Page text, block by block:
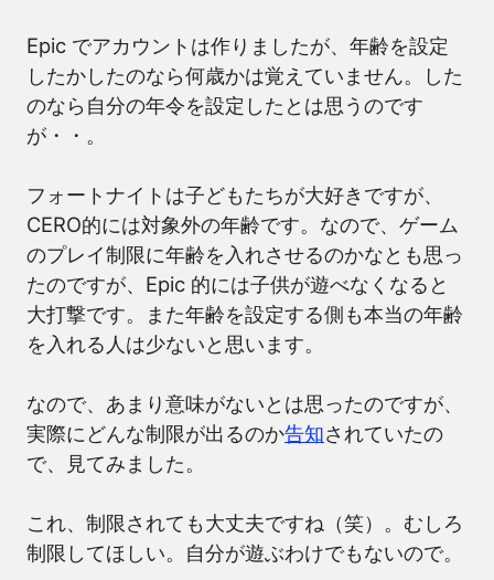
Epic でアカウントは作りましたが、年齢を設定
したかしたのなら何歳かは覚えていません。した
のなら自分の年令を設定したとは思うのです
が・・。
フォートナイトは子どもたちが大好きですが、
CERO的には対象外の年齢です。なので、ゲーム
のプレイ制限に年齢を入れさせるのかなとも思っ
たのですが、Epic 的には子供が遊べなくなると
大打撃です。また年齢を設定する側も本当の年齢
を入れる人は少ないと思います。
なので、あまり意味がないとは思ったのですが、
実際にどんな制限が出るのか告知されていたの
で、見てみました。
これ、制限されても大丈夫ですね（笑）。むしろ
制限してほしい。自分が遊ぶわけでもないので。